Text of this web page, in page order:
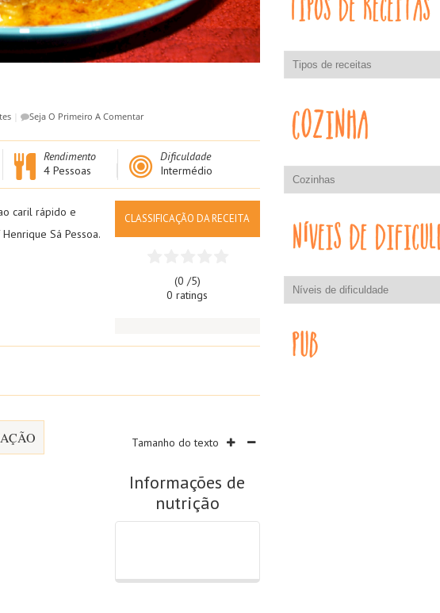
Seja O Primeiro A Comentar
Rendimento
4 Pessoas
Dificuldade
Intermédio
caril rápido e
Sá Pessoa.
CLASSIFICAÇÃO DA RECEITA
(0 /5)
0 ratings
Tamanho do texto
Informações de
nutrição